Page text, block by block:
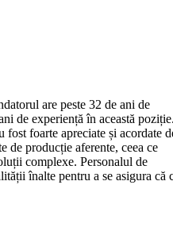
are peste 32 de ani de
de experiență în această poziție.
foarte apreciate și acordate
de producție aferente, ceea ce
complexe. Personalul de
înalte pentru a se asigura că